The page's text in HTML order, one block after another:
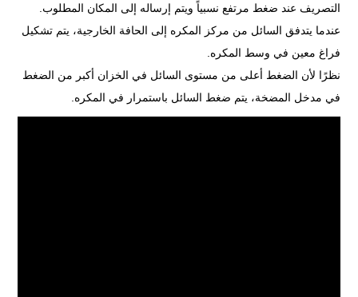
التصريف عند ضغط مرتفع نسبياً ويتم إرساله إلى المكان المطلوب.
عندما يتدفق السائل من مركز المكره إلى الحافة الخارجية، يتم تشكيل
فراغ معين في وسط المكره.
نظرًا لأن الضغط أعلى من مستوى السائل في الخزان أكبر من الضغط
في مدخل المضخة، يتم ضغط السائل باستمرار في المكره.